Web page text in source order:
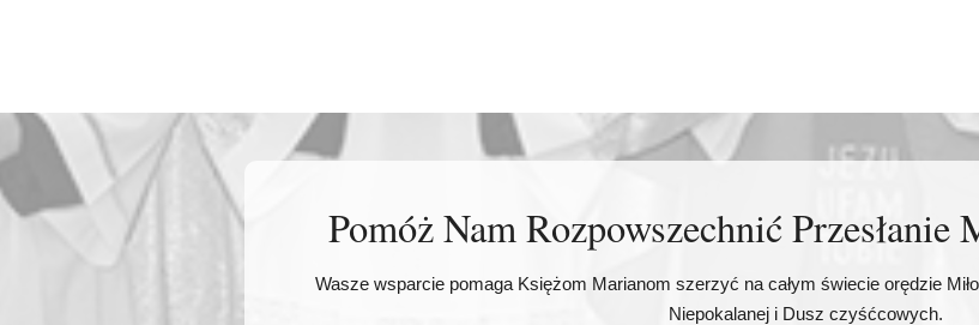
Pomóż Nam Rozpowszechnić Przesłanie
Wasze wsparcie pomaga Księżom Marianom szerzyć na całym świecie orędzie
Niepokalanej i Dusz czyśćcowych.